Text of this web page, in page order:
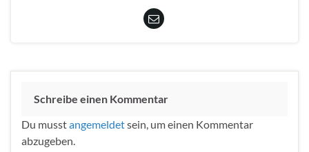
Schreibe einen Kommentar
Du musstangemeldetsein, um einen Kommentar
abzugeben.